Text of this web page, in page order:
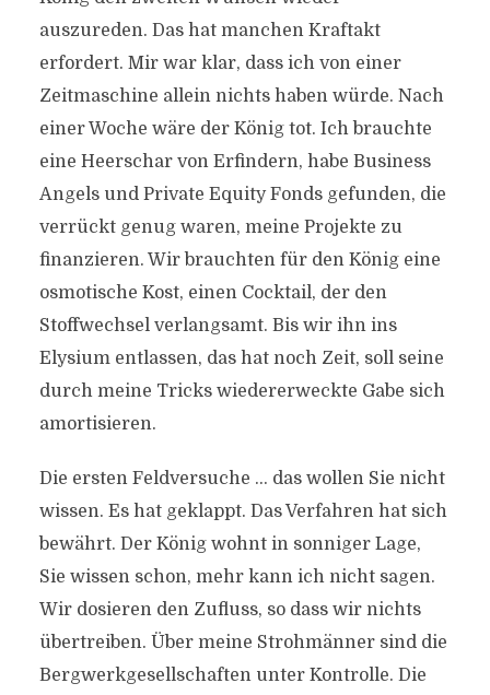
auszureden. Das hat manchen Kraftakt
erfordert. Mir war klar, dass ich von einer
Zeitmaschine allein nichts haben würde. Nach
einer Woche wäre der König tot. Ich brauchte
eine Heerschar von Erfindern, habe Business
Angels und Private Equity Fonds gefunden, die
verrückt genug waren, meine Projekte zu
finanzieren. Wir brauchten für den König eine
osmotische Kost, einen Cocktail, der den
Stoffwechsel verlangsamt. Bis wir ihn ins
Elysium entlassen, das hat noch Zeit, soll seine
durch meine Tricks wiedererweckte Gabe sich
amortisieren.
Die ersten Feldversuche … das wollen Sie nicht
wissen. Es hat geklappt. Das Verfahren hat sich
bewährt. Der König wohnt in sonniger Lage,
Sie wissen schon, mehr kann ich nicht sagen.
Wir dosieren den Zufluss, so dass wir nichts
übertreiben. Über meine Strohmänner sind die
Bergwerkgesellschaften unter Kontrolle. Die